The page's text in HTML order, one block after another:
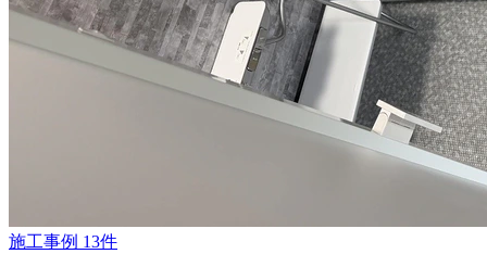
施工事例 13件